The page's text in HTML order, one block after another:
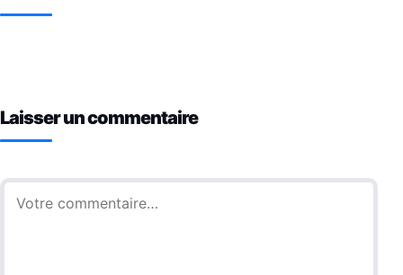
Laisser un commentaire
Commentaire